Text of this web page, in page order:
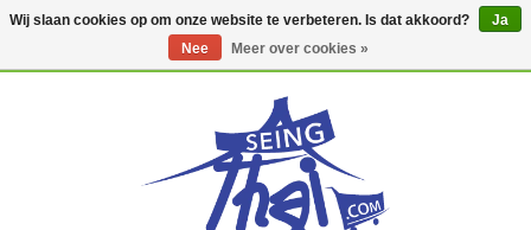
Wij slaan cookies op om onze website te verbeteren. Is dat akkoord?
Ja
Nee
Meer over cookies »